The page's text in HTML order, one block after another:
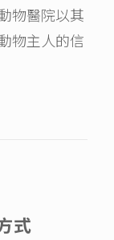
物醫院以其
物主人的信